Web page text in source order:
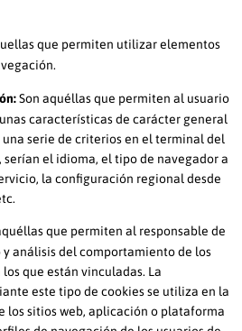
que permiten utilizar elementos
Son aquéllas que permiten al usuario
características de carácter general
serie de criterios en el terminal del
el idioma, el tipo de navegador a
la configuración regional desde
que permiten al responsable de
análisis del comportamiento de los
que están vinculadas. La
este tipo de cookies se utiliza en la
los sitios web, aplicación o plataforma